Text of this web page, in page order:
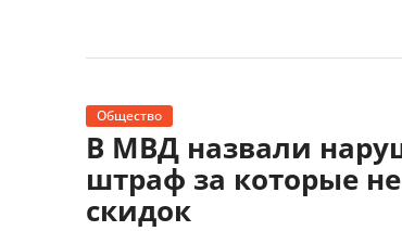
Общество
В МВД назвали
штраф за которые
скидок